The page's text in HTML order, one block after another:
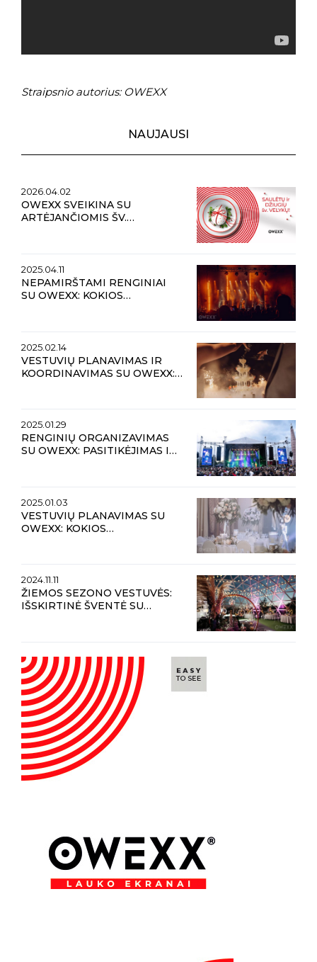
Straipsnio autorius: OWEXX
NAUJAUSI
2026.04.02
OWEXX SVEIKINA SU
ARTĖJANČIOMIS ŠV.
2025.04.11
NEPAMIRŠTAMI RENGINIAI
SU OWEXX: KOKIOS
2025.02.14
VESTUVIŲ PLANAVIMAS IR
KOORDINAVIMAS SU OWEXX:
2025.01.29
RENGINIŲ ORGANIZAVIMAS
SU OWEXX: PASITIKĖJIMAS IR
2025.01.03
VESTUVIŲ PLANAVIMAS SU
OWEXX: KOKIOS
2024.11.11
ŽIEMOS SEZONO VESTUVĖS:
IŠSKIRTINĖ ŠVENTĖ SU